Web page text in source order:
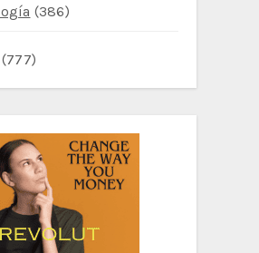
(386)
(777)